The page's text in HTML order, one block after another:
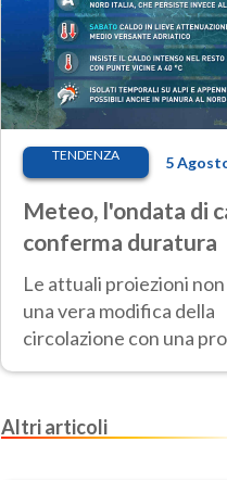
TENDENZA 5
Meteo, l'ondata di
conferma duratura
Le attuali proiezioni
una vera modifica della
circolazione con una
del caldo fuori scala per
Ferragosto
Altri articoli